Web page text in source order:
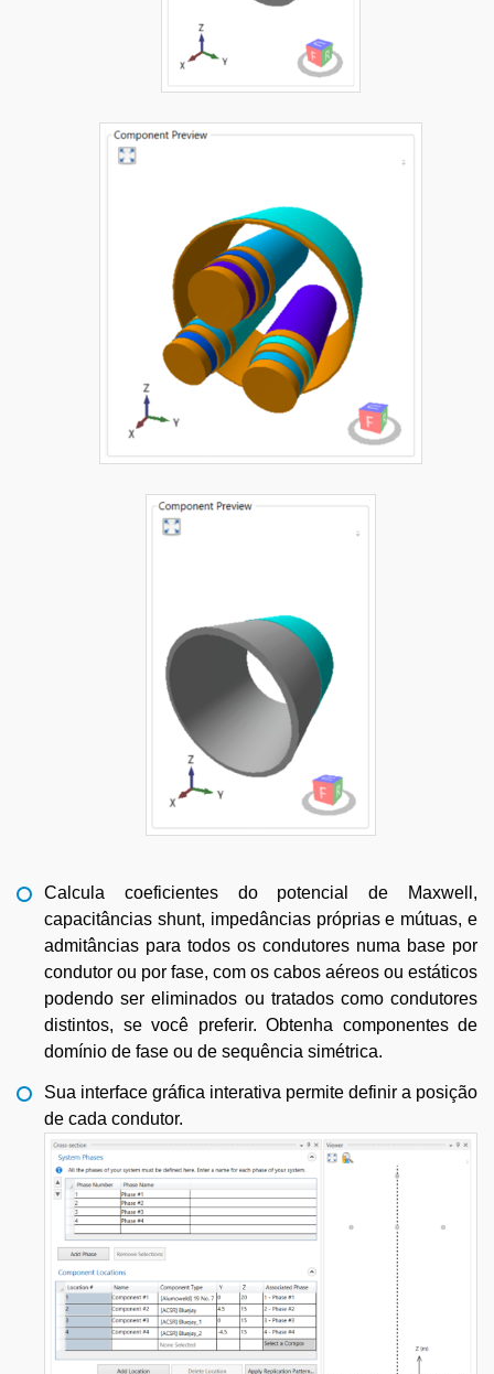
Calcula coeficientes do potencial de Maxwell,
capacitâncias shunt, impedâncias próprias e mútuas, e
admitâncias para todos os condutores numa base por
condutor ou por fase, com os cabos aéreos ou estáticos
podendo ser eliminados ou tratados como condutores
distintos, se você preferir. Obtenha componentes de
domínio de fase ou de sequência simétrica.
Sua interface gráfica interativa permite definir a posição
de cada condutor.